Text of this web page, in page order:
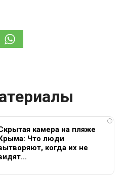
i
камера на пляже
Что люди
когда их не